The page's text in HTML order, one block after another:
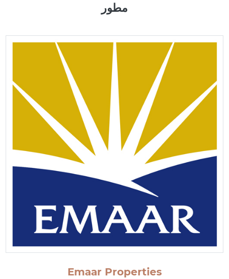
مطور
Emaar Properties